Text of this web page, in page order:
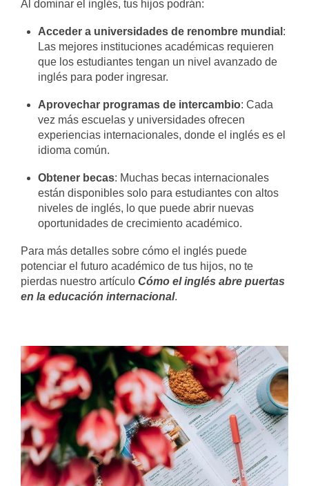
Al dominar el inglés, tus hijos podrán:
Acceder a universidades de renombre mundial :
Las mejores instituciones académicas requieren
que los estudiantes tengan un nivel avanzado de
inglés para poder ingresar.
Aprovechar programas de intercambio: Cada
vez más escuelas y universidades ofrecen
experiencias internacionales, donde el inglés es el
idioma común.
Obtener becas: Muchas becas internacionales
están disponibles solo para estudiantes con altos
niveles de inglés, lo que puede abrir nuevas
oportunidades de crecimiento académico.
Para más detalles sobre cómo el inglés puede
potenciar el futuro académico de tus hijos, no te
pierdas nuestro artículo Cómo el inglés abre puertas
en la educación internacional.